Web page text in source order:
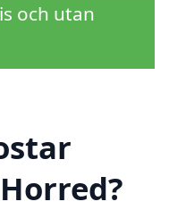
och utan